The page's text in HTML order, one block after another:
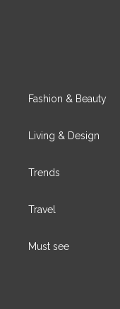
Fashion & Beauty
Living & Design
Trends
Travel
Must see